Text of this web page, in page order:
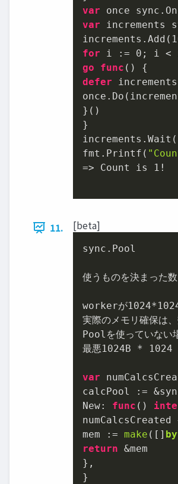
var
var increments
increments.Add(
for i := 0 ; i <
go
func ()
defer
}()
}
fmt.Printf(
=> Count is
1 !
11. [beta]
sync.Pool
使うものを決まった
workerが1024*
実際のメモリ確保は
Poolを使っていない
最悪1024B * 1024
var
calcPool :=
New: func ()
numCalcsCreated
mem := make ([]
return &mem
},
}